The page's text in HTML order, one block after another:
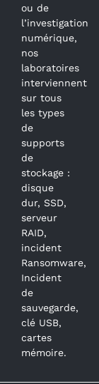
ou de
l’investigation
numérique,
nos
laboratoires
interviennent
sur tous
les types
de
supports
de
stockage :
disque
dur, SSD,
serveur
RAID,
incident
Ransomware,
Incident
de
sauvegarde,
clé USB,
cartes
mémoire.